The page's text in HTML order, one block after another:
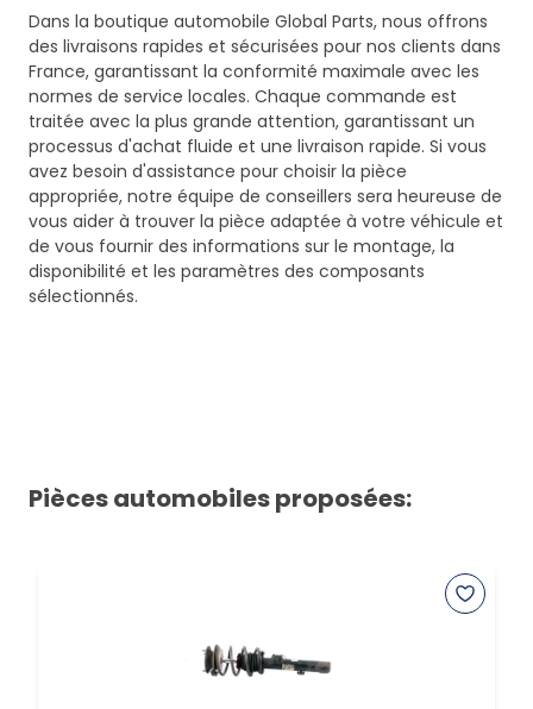
Dans la boutique automobile Global Parts, nous offrons
des livraisons rapides et sécurisées pour nos clients dans
France, garantissant la conformité maximale avec les
normes de service locales. Chaque commande est
traitée avec la plus grande attention, garantissant un
processus d'achat fluide et une livraison rapide. Si vous
avez besoin d'assistance pour choisir la pièce
appropriée, notre équipe de conseillers sera heureuse de
vous aider à trouver la pièce adaptée à votre véhicule et
de vous fournir des informations sur le montage, la
disponibilité et les paramètres des composants
sélectionnés.
Pièces automobiles proposées: